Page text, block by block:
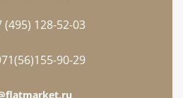
— это практичное
(495) 128-52-03
90-29